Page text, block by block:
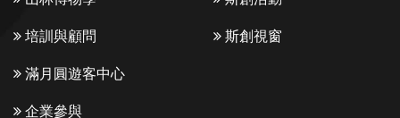
培訓與顧問
滿月圓遊客中心
企業參與
斯創視窗